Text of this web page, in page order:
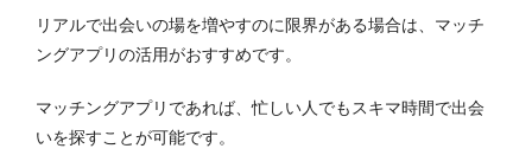
リアルで出会いの場を増やすのに限界がある場合は、マッチ
ングアプリの活用がおすすめです。
マッチングアプリであれば、忙しい人でもスキマ時間で出会
いを探すことが可能です。